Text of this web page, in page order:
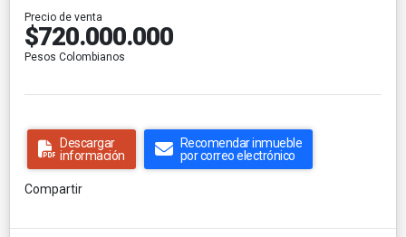
Precio de venta
$720.000.000
Pesos Colombianos
Descargar
información
Recomendar inmueble
por correo electrónico
Compartir